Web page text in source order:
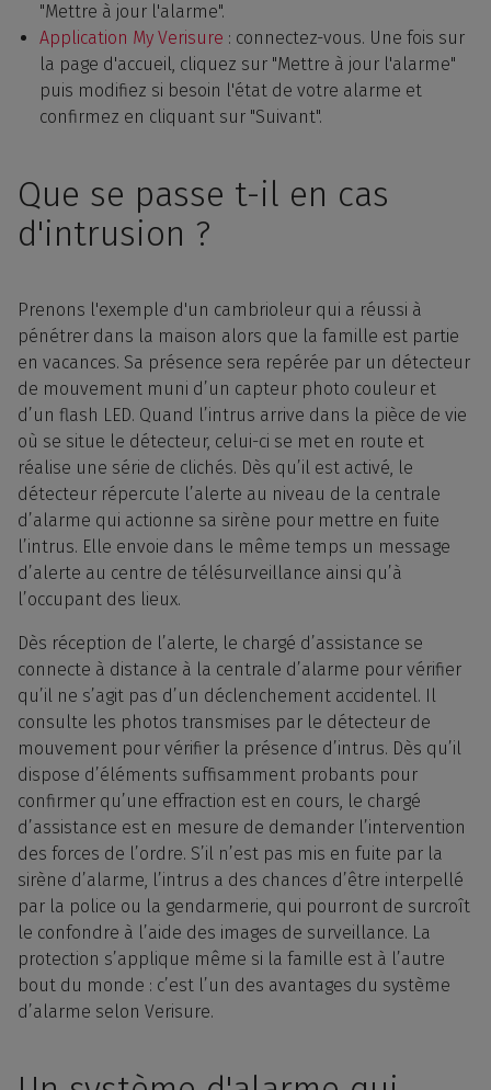
"Mettre à jour l'alarme".
Application My Verisure : connectez-vous. Une fois sur
la page d'accueil, cliquez sur "Mettre à jour l'alarme"
puis modifiez si besoin l'état de votre alarme et
confirmez en cliquant sur "Suivant".
Que se passe t-il en cas
d'intrusion ?
Prenons l'exemple d'un cambrioleur qui a réussi à
pénétrer dans la maison alors que la famille est partie
en vacances. Sa présence sera repérée par un détecteur
de mouvement muni d’un capteur photo couleur et
d’un flash LED. Quand l’intrus arrive dans la pièce de vie
où se situe le détecteur, celui-ci se met en route et
réalise une série de clichés. Dès qu’il est activé, le
détecteur répercute l’alerte au niveau de la centrale
d’alarme qui actionne sa sirène pour mettre en fuite
l’intrus. Elle envoie dans le même temps un message
d’alerte au centre de télésurveillance ainsi qu’à
l’occupant des lieux.
Dès réception de l’alerte, le chargé d’assistance se
connecte à distance à la centrale d’alarme pour vérifier
qu’il ne s’agit pas d’un déclenchement accidentel. Il
consulte les photos transmises par le détecteur de
mouvement pour vérifier la présence d’intrus. Dès qu’il
dispose d’éléments suffisamment probants pour
confirmer qu’une effraction est en cours, le chargé
d’assistance est en mesure de demander l’intervention
des forces de l’ordre. S’il n’est pas mis en fuite par la
sirène d’alarme, l’intrus a des chances d’être interpellé
par la police ou la gendarmerie, qui pourront de surcroît
le confondre à l’aide des images de surveillance. La
protection s’applique même si la famille est à l’autre
bout du monde : c’est l’un des avantages du système
d’alarme selon Verisure.